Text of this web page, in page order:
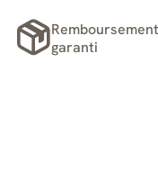
Remboursement
garanti